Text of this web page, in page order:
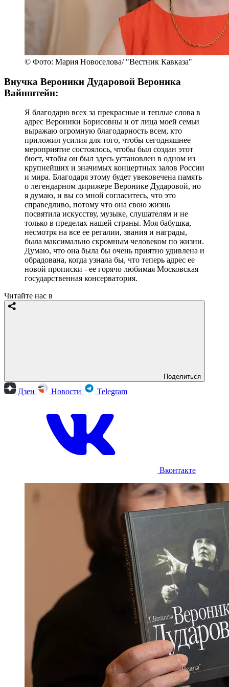
© Фото: Мария Новоселова/ "Вестник Кавказа"
Внучка Вероники Дударовой Вероника
Вайнштейн:
Я благодарю всех за прекрасные и теплые слова в
адрес Вероники Борисовны и от лица моей семьи
выражаю огромную благодарность всем, кто
приложил усилия для того, чтобы сегодняшнее
мероприятие состоялось, чтобы был создан этот
бюст, чтобы он был здесь установлен в одном из
крупнейших и значимых концертных залов России
и мира. Благодаря этому будет увековечена память
о легендарном дирижере Веронике Дударовой, но
я думаю, и вы со мной согласитесь, что это
справедливо, потому что она свою жизнь
посвятила искусству, музыке, слушателям и не
только в пределах нашей страны. Моя бабушка,
несмотря на все ее регалии, звания и награды,
была максимально скромным человеком по жизни.
Думаю, что она была бы очень приятно удивлена и
обрадована, когда узнала бы, что теперь адрес ее
новой прописки - ее горячо любимая Московская
государственная консерватория.
Читайте нас в
Поделиться
Дзен Новости Telegram
Вконтакте